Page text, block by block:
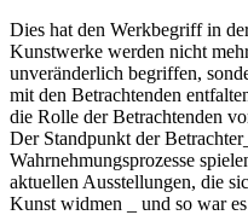
Dies hat den Werkbegriff in
Kunstwerke werden nicht
unveränderlich begriffen,
mit den Betrachtenden
die Rolle der Betrachtenden
Der Standpunkt der
Wahrnehmungsprozesse
aktuellen Ausstellungen, die
Kunst widmen _ und so war